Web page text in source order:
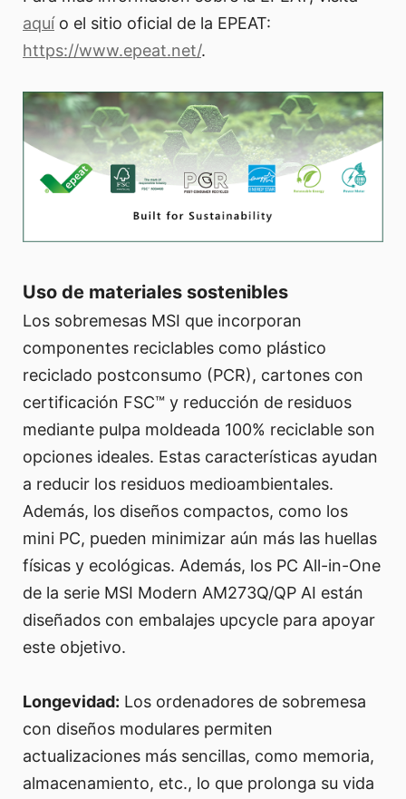
aquío el sitio oficial de la EPEAT:
https://www.epeat.net/.
Uso de materiales sostenibles
Los sobremesas MSI que incorporan
componentes reciclables como plástico
reciclado postconsumo (PCR), cartones con
certificación FSC™ y reducción de residuos
mediante pulpa moldeada 100% reciclable son
opciones ideales. Estas características ayudan
a reducir los residuos medioambientales.
Además, los diseños compactos, como los
mini PC, pueden minimizar aún más las huellas
físicas y ecológicas. Además, los PC All-in-One
de la serie MSI Modern AM273Q/QP AI están
diseñados con embalajes upcycle para apoyar
este objetivo.
Longevidad: Los ordenadores de sobremesa
con diseños modulares permiten
actualizaciones más sencillas, como memoria,
almacenamiento, etc., lo que prolonga su vida